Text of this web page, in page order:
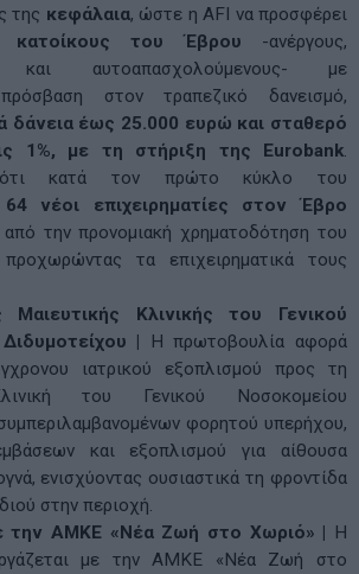
της κεφάλαια, ώστε η AFI να προσφέρει
κατοίκους του Έβρου -ανέργους,
και αυτοαπασχολούμενους- με
πρόσβαση στον τραπεζικό δανεισμό,
δάνεια έως 25.000 ευρώ και σταθερό
1%, με τη στήριξη της Eurobank.
ότι κατά τον πρώτο κύκλο του
64 νέοι επιχειρηματίες στον Έβρο
την προνομιακή χρηματοδότηση του
προχωρώντας τα επιχειρηματικά τους
Μαιευτικής Κλινικής του Γενικού
Διδυμοτείχου |
Η πρωτοβουλία αφορά
ιατρικού εξοπλισμού προς τη
του Γενικού Νοσοκομείου
φορητού υπερήχου,
και εξοπλισμού για αίθουσα
ενισχύοντας ουσιαστικά τη φροντίδα
στην περιοχή.
την ΑΜΚΕ «Νέα Ζωή στο Χωριό» | Η
με την ΑΜΚΕ «Νέα Ζωή στο